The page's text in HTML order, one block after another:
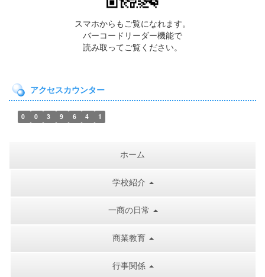
スマホからもご覧になれます。
バーコードリーダー機能で
読み取ってご覧ください。
アクセスカウンター
0 0 3 9 6 4 1
ホーム
学校紹介
一商の日常
商業教育
行事関係